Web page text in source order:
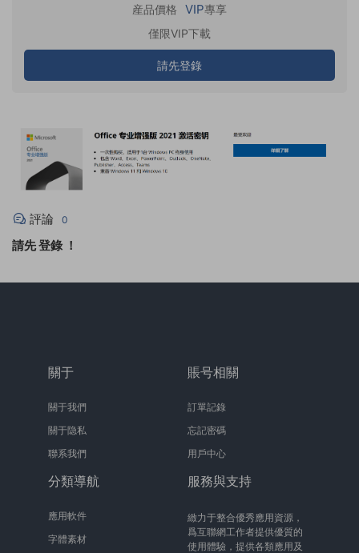
産品價格 VIP專享
僅限VIP下載
請先登錄
評論 0
請先登錄 ！
關于
關于我們
關于隐私
聯系我們
賬号相關
訂單記錄
忘記密碼
用戶中心
分類導航
應用軟件
字體素材
服務與支持
緻力于整合優秀應用資源，
爲互聯網工作者提供優質的
使用體驗，提供各類應用及